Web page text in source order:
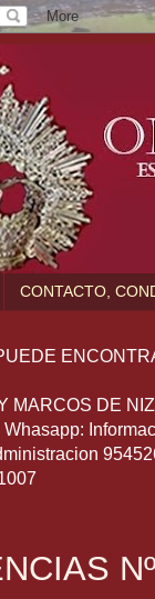
CONTACTO,
MARCOS DE
Whasapp: